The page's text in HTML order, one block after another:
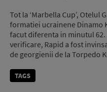
Tot la ‘Marbella Cup’, Otelul
formatiei ucrainene Dinamo
facut diferenta in minutul
verificare, Rapid a fost
de georgienii de la Torpedo
TAGS